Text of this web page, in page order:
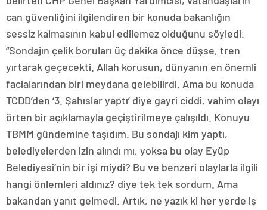
can güvenliğini ilgilendiren bir konuda bakanlığın
sessiz kalmasının kabul edilemez olduğunu söyledi.
“Sondajın çelik boruları üç dakika önce düşse, tren
yırtarak geçecekti. Allah korusun, dünyanın en önemli
facialarından biri meydana gelebilirdi. Ama bu konuda
TCDD’den ‘3. Şahıslar yaptı’ diye gayri ciddi, vahim olayı
örten bir açıklamayla geçiştirilmeye çalışıldı. Konuyu
TBMM gündemine taşıdım. Bu sondajı kim yaptı,
belediyelerden izin alındı mı, yoksa bu olay Eyüp
Belediyesi’nin bir işi miydi? Bu ve benzeri olaylarla ilgili
hangi önlemleri aldınız? diye tek tek sordum. Ama
bakandan yanıt gelmedi. Artık, ne yazık ki her yerde iş